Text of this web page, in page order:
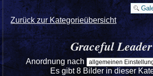
Zurück zur Kategorieübersicht
Graceful Leader
Anordnung nach
Es gibt 8 Bilder in dieser